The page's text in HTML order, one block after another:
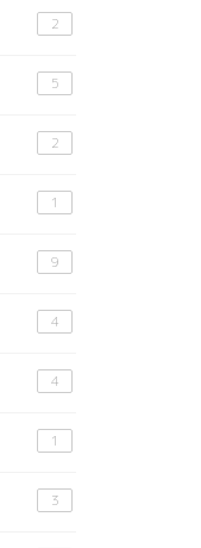
2
5
2
1
9
4
4
1
3